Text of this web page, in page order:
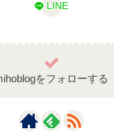
LINE
をフォローする